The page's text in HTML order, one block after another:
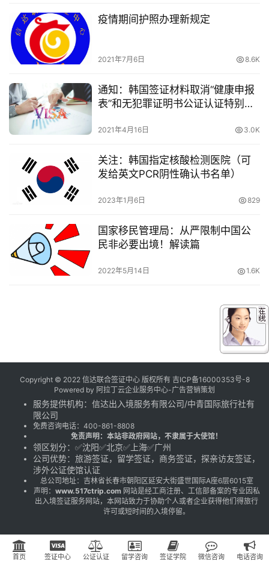
疫情期间护照办理新规定
2021年7月6日 8.6K
通知：韩国签证材料取消“健康申报
表”和无犯罪证明书公证认证特别要
2021年4月16日 3.0K
关注：韩国指定核酸检测医院（可
发给英文PCR阴性确认书名单）
2023年1月6日 829
国家移民管理局：从严限制中国公
民非必要出境！解读篇
2022年5月14日 1.6K
Copyright © 2022 信达联合签证中心 版权所有 吉ICP备16000353号-8
Powered by 阿拉丁云企业服务中心-广告营销策划
服务提供机构： 信达出入境服务有限公司/中青国际旅行社有
限公司
免费咨询电话： 400-861-8808
免责声明：本站非政府网站，不隶属于大使馆！
领区划分：✅沈阳✅北京✅上海✅广州
公司优势：旅游签证，留学签证，商务签证，探亲访友签证，
涉外公证使馆认证
总公司地址：吉林省长春市朝阳区延安大街盛世国际A座6层6015室
声明： www.517ctrip.com网站是经工商注册、工信部备案的专业因私
出入境签证服务网站，本网站致力于协助个人或者企业获得他们得旅行
许可或短时间的入境停留。
首页 签证中心 公证认证 留学咨询 签证学院 微信咨询 电话咨询